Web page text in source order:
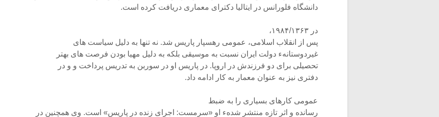
دانشگاه فلورانس در ایتالیا دکترای معماری دریافت کرده است.
در ۱۹۸۴/۱۳۶۳،
پس از انقلاب اسلامی، عمومی رهسپار پاریس شد. نه تنها به دلیل سیاست های
غیردوستانهء دولت ایران نسبت به موسیقی بلکه به دلیل مهیا بودن فرصت های بهتر
تحصیلی برای دو فرزندش در اروپا. در پاریس او در سوربن به تدریس پرداخت و و در
دفتری نیز به عنوان معمار به کار ادامه داد.
عمومی کارهای بسیاری را به ضبط
رسانده و اثر تازه منتشر شدهء او «سرمست: اجرای زنده در پاریس» است. وی همچنین در